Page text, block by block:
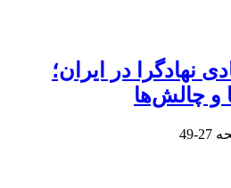
نهادگرا در ایران؛
و چالش‌ها
27-49